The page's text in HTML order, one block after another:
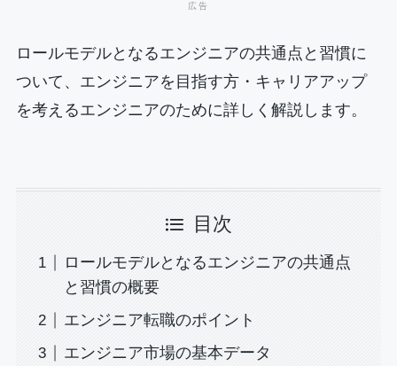
ロールモデルとなるエンジニアの共通点と習慣に
ついて、エンジニアを目指す方・キャリアアップ
を考えるエンジニアのために詳しく解説します。
目次
ロールモデルとなるエンジニアの共通点
と習慣の概要
エンジニア転職のポイント
エンジニア市場の基本データ